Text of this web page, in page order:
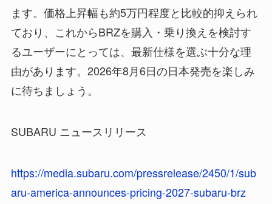
ます。価格上昇幅も約5万円程度と比較的抑えられ
ており、これからBRZを購入・乗り換えを検討す
るユーザーにとっては、最新仕様を選ぶ十分な理
由があります。2026年8月6日の日本発売を楽しみ
に待ちましょう。
SUBARU ニュースリリース
https://media.subaru.com/pressrelease/2450/1/sub
aru-america-announces-pricing-2027-subaru-brz